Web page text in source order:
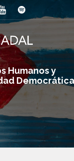
Humanos y